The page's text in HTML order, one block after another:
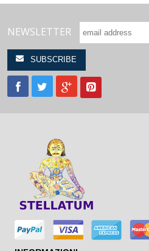
NEWSLETTER